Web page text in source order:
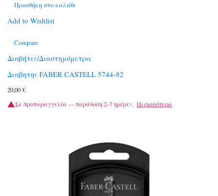
Προσθήκη στο καλάθι
Add to Wishlist
Compare
Διαβήτες/Διαστημόμετρα
Διαβητης FABER CASTELL 5744-82
20,00 €
Σε προπαραγγελία — παράδοση 2–7 ημέρες. Περισσότερα